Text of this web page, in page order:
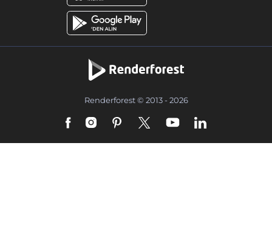
Renderforest © 2013 - 2026